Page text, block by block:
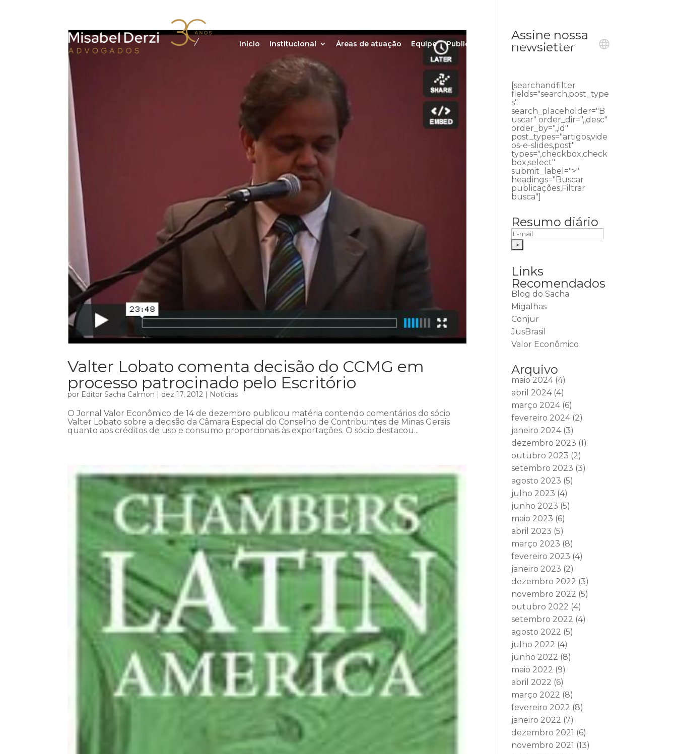
Início Institucional Áreas de atuação Equipe Publicações Ouvidoria Contato
Valter Lobato comenta decisão do CCMG em
processo patrocinado pelo Escritório
por Editor Sacha Calmon | dez 17, 2012 | Notícias
O Jornal Valor Econômico de 14 de dezembro publicou matéria contendo comentários do sócio
Valter Lobato sobre a decisão da Câmara Especial do Conselho de Contribuintes de Minas Gerais
quanto aos créditos de uso e consumo proporcionais às exportações. O sócio destacou...
Assine nossa
newsletter
[searchandfilter
fields="search,post_type
s"
search_placeholder="B
uscar" order_dir=",,desc"
order_by=",,id"
post_types="artigos,vide
os-e-slides,post"
types=",checkbox,check
box,select"
submit_label=">"
headings="Buscar
publicações,Filtrar
busca"]
Resumo diário
Links
Recomendados
Blog do Sacha
Migalhas
Conjur
JusBrasil
Valor Econômico
Arquivo
maio 2024(4)
abril 2024(4)
março 2024(6)
fevereiro 2024(2)
janeiro 2024(3)
dezembro 2023 (1)
outubro 2023 (2)
setembro 2023 (3)
agosto 2023 (5)
julho 2023 (4)
junho 2023 (5)
maio 2023 (6)
abril 2023 (5)
março 2023 (8)
fevereiro 2023 (4)
janeiro 2023 (2)
dezembro 2022 (3)
novembro 2022 (5)
outubro 2022 (4)
setembro 2022 (4)
agosto 2022 (5)
julho 2022 (4)
junho 2022 (8)
maio 2022 (9)
abril 2022 (6)
março 2022 (8)
fevereiro 2022 (8)
janeiro 2022 (7)
dezembro 2021 (6)
novembro 2021 (13)